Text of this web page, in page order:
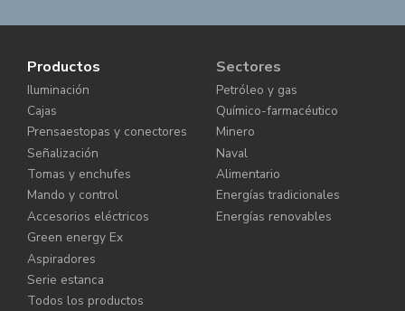
Productos
Iluminación
Cajas
Prensaestopas y conectores
Señalización
Tomas y enchufes
Mando y control
Accesorios eléctricos
Green energy Ex
Aspiradores
Serie estanca
Todos los productos
Sectores
Petróleo y gas
Químico-farmacéutico
Minero
Naval
Alimentario
Energías tradicionales
Energías renovables